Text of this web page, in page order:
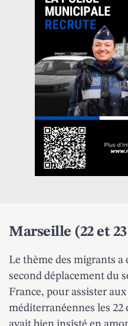
Marseille (22 et
Le thème des migrants
second déplacement du
France, pour assister
méditerranéennes les 22